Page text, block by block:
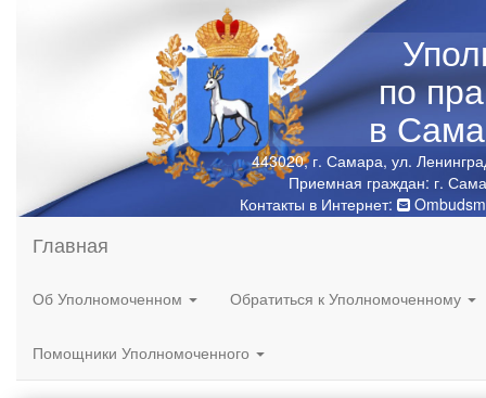
по
в
443020, г. Самара, ул.
Приемная граждан: г.
Контакты в Интернет:
Главная
Об Уполномоченном Обратиться к Уполномоченному
Помощники Уполномоченного